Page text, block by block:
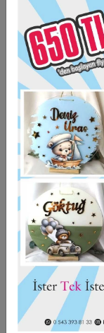
- Mdf üzeri direk baskı
- Ürün arkasında
- Farklı görseller
- Ürün kişiye özel
- Acil siparişlerinizde
Taksit
Garanti Ve
Hızlı Gönderi